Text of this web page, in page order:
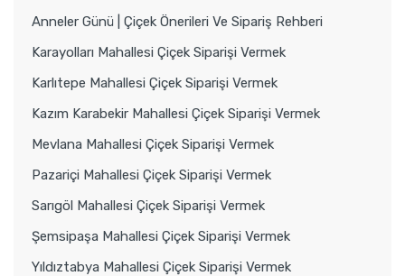
Anneler Günü | Çiçek Önerileri Ve Sipariş Rehberi
Karayolları Mahallesi Çiçek Siparişi Vermek
Karlıtepe Mahallesi Çiçek Siparişi Vermek
Kazım Karabekir Mahallesi Çiçek Siparişi Vermek
Mevlana Mahallesi Çiçek Siparişi Vermek
Pazariçi Mahallesi Çiçek Siparişi Vermek
Sarıgöl Mahallesi Çiçek Siparişi Vermek
Şemsipaşa Mahallesi Çiçek Siparişi Vermek
Yıldıztabya Mahallesi Çiçek Siparişi Vermek